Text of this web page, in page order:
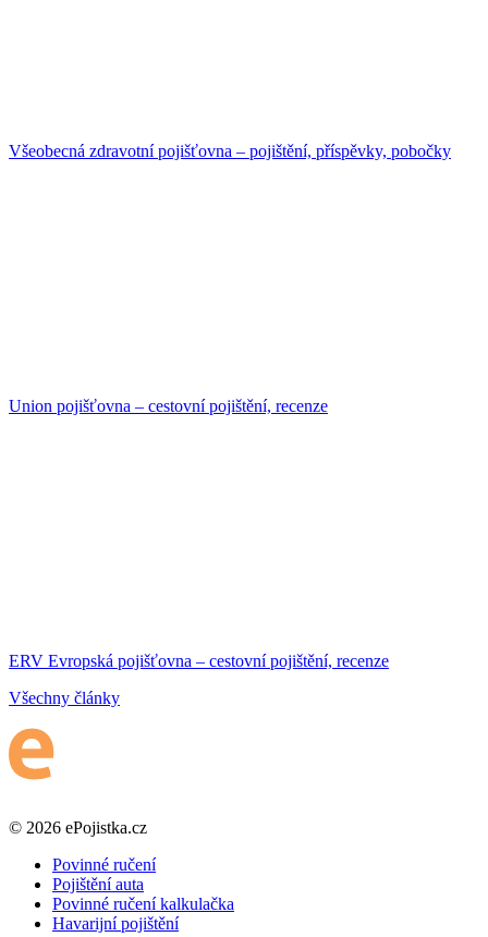
Všeobecná zdravotní pojišťovna – pojištění, příspěvky, pobočky
Union pojišťovna – cestovní pojištění, recenze
ERV Evropská pojišťovna – cestovní pojištění, recenze
Všechny články
© 2026 ePojistka.cz
Povinné ručení
Pojištění auta
Povinné ručení kalkulačka
Havarijní pojištění